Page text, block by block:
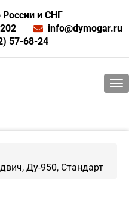
и СНГ
info@dymogar.ru
57-68-24
Ду-950, Стандарт